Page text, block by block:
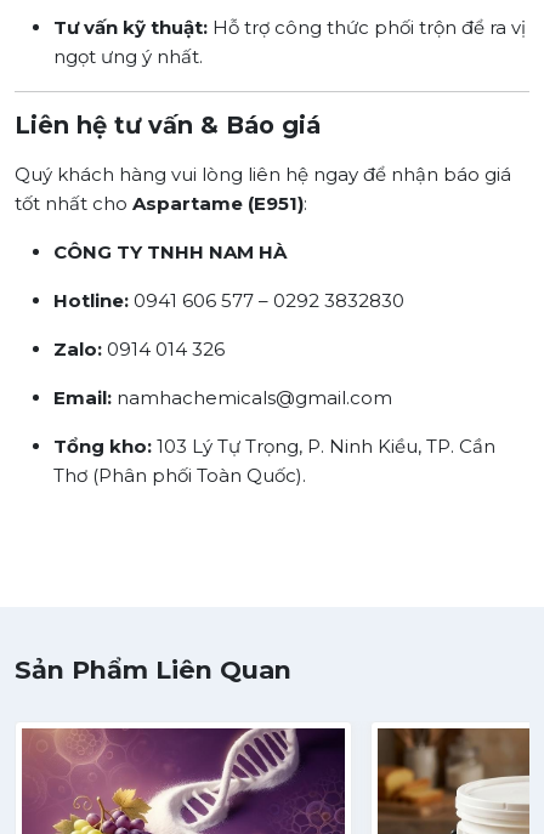
Tư vấn kỹ thuật: Hỗ trợ công thức phối trộn để ra vị
ngọt ưng ý nhất.
Liên hệ tư vấn & Báo giá
Quý khách hàng vui lòng liên hệ ngay để nhận báo giá
tốt nhất cho Aspartame (E951):
CÔNG TY TNHH NAM HÀ
Hotline: 0941 606 577 – 0292 3832830
Zalo: 0914 014 326
Email: namhachemicals@gmail.com
Tổng kho: 103 Lý Tự Trọng, P. Ninh Kiều, TP. Cần
Thơ (Phân phối Toàn Quốc).
Sản Phẩm Liên Quan